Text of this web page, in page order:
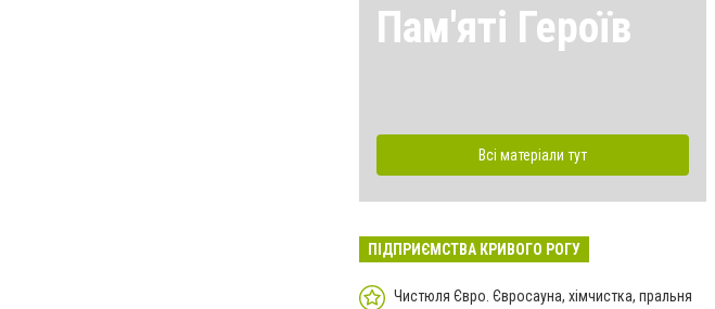
Пам'яті Героїв
Всі матеріали тут
ПІДПРИЄМСТВА КРИВОГО РОГУ
Чистюля Євро. Євросауна, хімчистка, пральня